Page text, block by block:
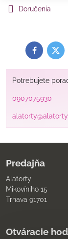
Doručenia
Facebook
Potrebujete
0907075930
Predajňa
Alatorty
Mikovíniho 15
Trnava 91701
Otváracie